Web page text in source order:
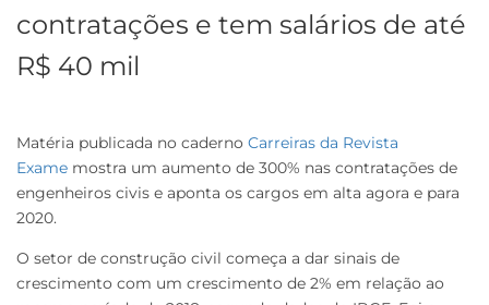
contratações e tem salários de até
R$ 40 mil
Matéria publicada no caderno Carreiras da Revista
Exame mostra um aumento de 300% nas contratações de
engenheiros civis e aponta os cargos em alta agora e para
2020.
O setor de construção civil começa a dar sinais de
crescimento com um crescimento de 2% em relação ao